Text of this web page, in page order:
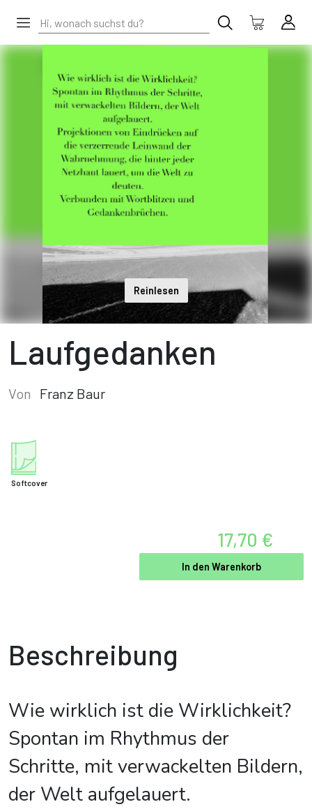
Reinlesen
Laufgedanken
Von Franz Baur
Softcover
17,70 €
In den Warenkorb
Beschreibung
Wie wirklich ist die Wirklichkeit?
Spontan im Rhythmus der
Schritte, mit verwackelten Bildern,
der Welt aufgelauert.